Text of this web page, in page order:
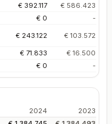
€ 392.117
€ 586.423
€ 0
-
€ 243.122 € 103.572
€ 71.833
€ 16.500
€ 0 -
2024
2023